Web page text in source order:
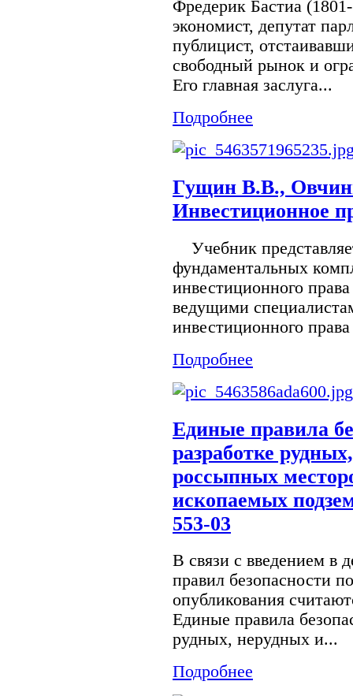
Фредерик Бастиа
экономист, депутат
публицист,
свободный рынок и
Его главная заслуга...
Подробнее
Гущин В.В.,
Инвестиционное
Учебник
фундаментальных
инвестиционного
ведущими
инвестиционного
Подробнее
Единые правила
разработке
россыпных
ископаемых
553-03
В связи с введением в
правил безопасности
опубликования
Единые правила
рудных, нерудных и...
Подробнее